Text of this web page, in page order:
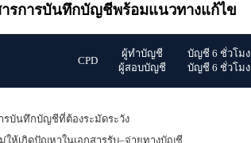
รการบันทึกบัญชีพร้อมแนวทางแก้ไข
CPD
ผู้ทำบัญชี
บัญชี 6 ชั่วโมง
ผู้สอบบัญชี
บัญชี 6 ชั่วโมง
รบันทึกบัญชีที่ต้องระมัดระวัง
ให้เกิดปัญหาในเอกสารรับ–จ่ายทางบัญชี